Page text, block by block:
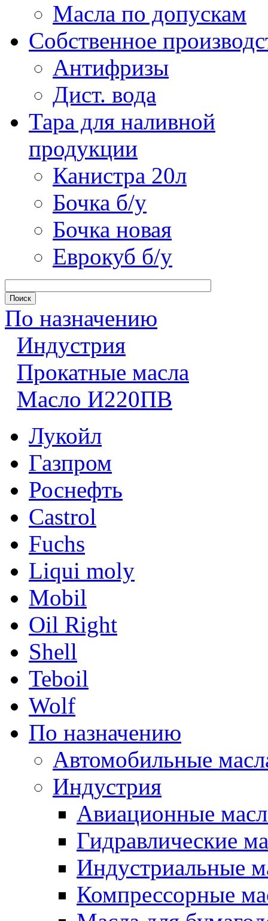
Масла по допускам
Собственное
Антифризы
Дист. вода
Тара для наливной
продукции
Канистра 20л
Бочка б/у
Бочка новая
Еврокуб б/у
По назначению
Индустрия
Прокатные масла
Масло И220ПВ
Лукойл
Газпром
Роснефть
Castrol
Fuchs
Liqui moly
Mobil
Oil Right
Shell
Teboil
Wolf
По назначению
Автомобильные
Индустрия
Авиационные
Гидравлические
Индустриальные
Компрессорные